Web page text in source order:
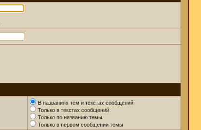
В названиях тем и текстах сообщений
Только в текстах сообщений
Только по названию темы
Только в первом сообщении темы